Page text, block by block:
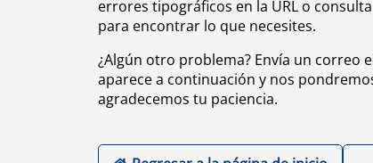
errores tipográficos en la URL o
para encontrar lo que necesites.
¿Algún otro problema? Envía un correo
aparece a continuación y nos
agradecemos tu paciencia.